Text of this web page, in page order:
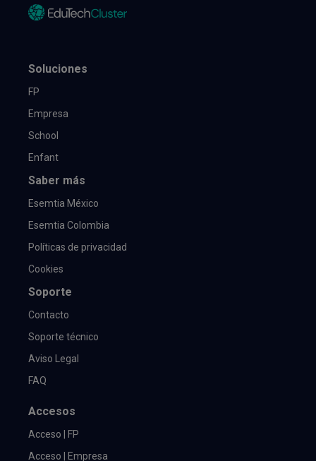
Soluciones
FP
Empresa
School
Enfant
Saber más
Esemtia México
Esemtia Colombia
Políticas de privacidad
Cookies
Soporte
Contacto
Soporte técnico
Aviso Legal
FAQ
Accesos
Acceso | FP
Acceso | Empresa